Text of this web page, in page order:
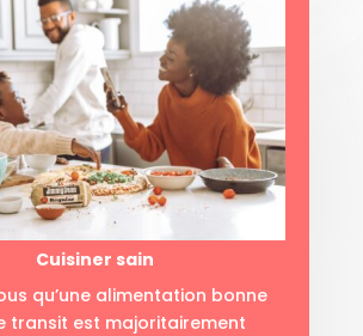
Cuisiner sain
qu’une alimentation bonne
transit est majoritairement